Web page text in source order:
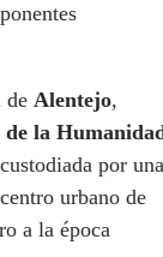
de Alentejo,
la
por una
urbano de
a la época